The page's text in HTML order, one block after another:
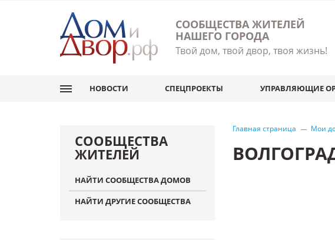
СООБЩЕСТВА ЖИТЕЛЕЙ
НАШЕГО ГОРОДА
Твой дом, твой двор, твоя жизнь!
НОВОСТИ СПЕЦПРОЕКТЫ УПРАВЛЯЮЩИЕ
Главная страница Мои
СООБЩЕСТВА
ЖИТЕЛЕЙ
НАЙТИ СООБЩЕСТВА ДОМОВ
НАЙТИ ДРУГИЕ СООБЩЕСТВА